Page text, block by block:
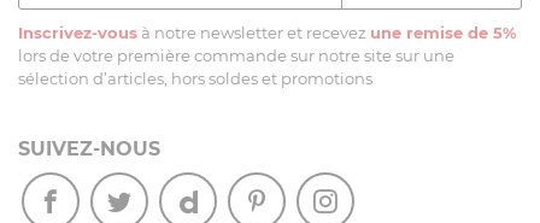
Inscrivez-vous à notre newsletter et recevez une remise de 5%
lors de votre première commande sur notre site sur une
sélection d’articles, hors soldes et promotions
SUIVEZ-NOUS